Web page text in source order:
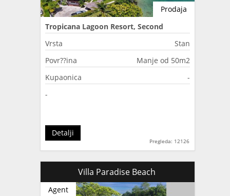
Prodaja
Tropicana Lagoon Resort, Second
Lagoon, Port Vila, Vanuatu
Vrsta
Stan
Povr??ina
Manje od 50m2
Kupaonica
-
-
Pregleda: 12126
Detalji
Villa Paradise Beach
Agent